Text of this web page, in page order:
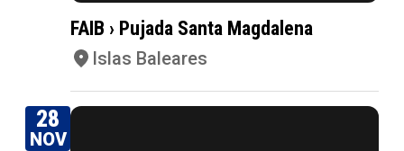
FAIB › Pujada Santa Magdalena
Islas Baleares
28
NOV